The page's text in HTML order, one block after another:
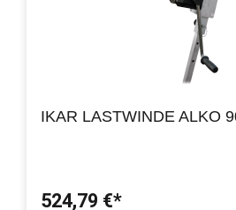
IKAR LASTWINDE ALKO
524,79 €*